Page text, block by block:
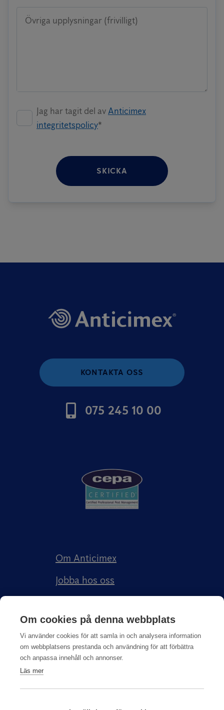
Övriga upplysningar (frivilligt)
Jag har tagit del avAnticimex
integritetspolicy*
SKICKA
KONTAKTA OSS
075 245 10 00
Om Anticimex
Jobba hos oss
Anticimex Försäkringar AB
Om cookies på denna webbplats
Vi använder cookies för att samla in och analysera information
om webbplatsens prestanda och användning för att förbättra
och anpassa innehåll och annonser.
Läs mer